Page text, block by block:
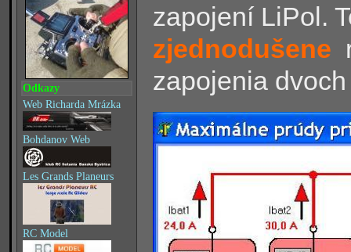
Odkazy
Web Richarda Mrázka
Bohdanov Web
Les Grands Planeurs
RC Model
zapojení LiPol.
zjednodušene
zapojenia